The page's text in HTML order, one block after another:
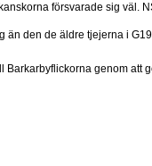
försvarade sig väl.
än den de äldre tjejerna i
genom att